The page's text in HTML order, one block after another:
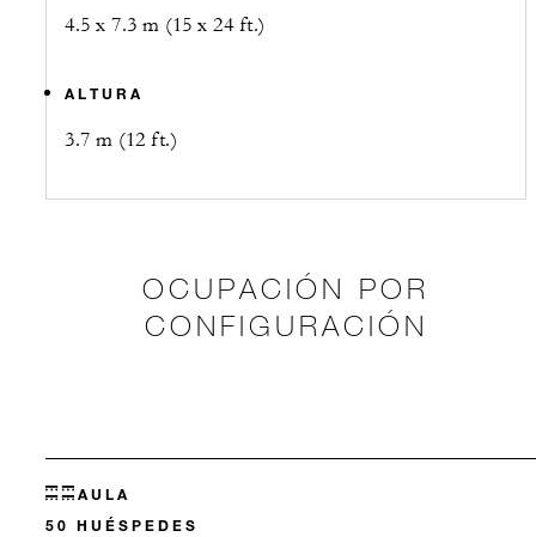
4.5 x 7.3 m (15 x 24 ft.)
ALTURA
3.7 m (12 ft.)
OCUPACIÓN POR
CONFIGURACIÓN
AULA
50 HUÉSPEDES